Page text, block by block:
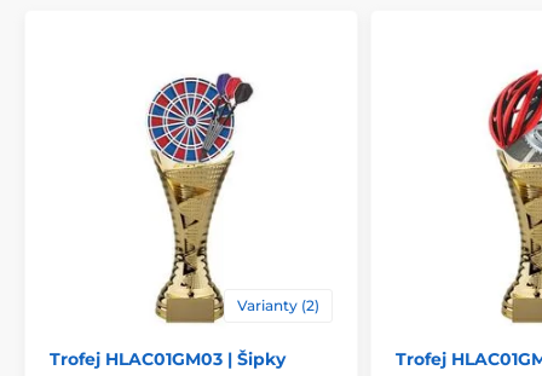
Varianty (2)
Trofej HLAC01GM03 | Šipky Trofej